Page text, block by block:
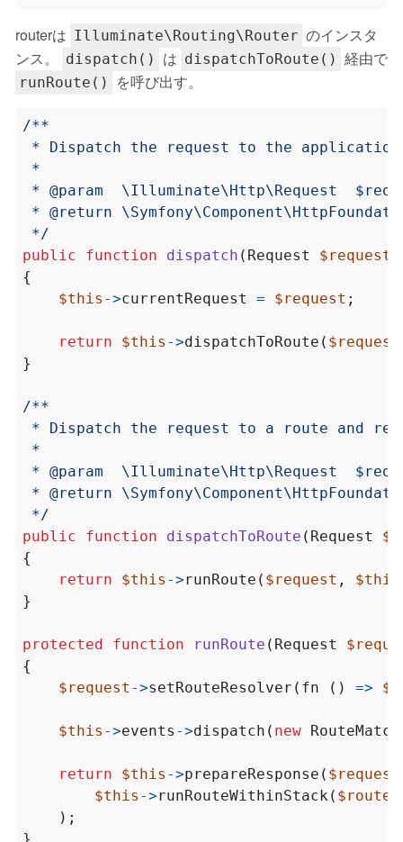
routerは Illuminate\Routing\Router のインスタ
ンス。
dispatch() は dispatchToRoute() 経由で
runRoute() を呼び出す。
*/
public
function dispatch ( Request $request
{
$this ->currentRequest = $request ;
return $this ->dispatchToRoute ( $request
}
*/
public
function dispatchToRoute ( Request
{
return
$this ->runRoute ( $request , $this
}
protected function runRoute ( Request
{
$request ->setRouteResolver ( fn () =>
$this ->events ->dispatch ( new
return $this ->prepareResponse ( $request
$this ->runRouteWithinStack ( $route
);